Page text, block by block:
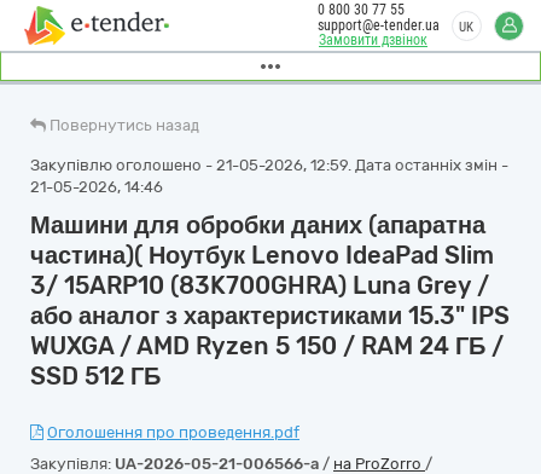
Замовити дзвінок
0 800 30 77 55
support@e-tender.ua
UK
Повернутись назад
Закупівлю оголошено - 21-05-2026, 12:59. Дата останніх змін -
21-05-2026, 14:46
Машини для обробки даних (апаратна
частина)( Ноутбук Lenovo IdeaPad Slim
3/ 15ARP10 (83K700GHRA) Luna Grey /
або аналог з характеристиками 15.3" IPS
WUXGA / AMD Ryzen 5 150 / RAM 24 ГБ /
SSD 512 ГБ
Оголошення про проведення.pdf
Закупівля: UA-2026-05-21-006566-a / на ProZorro /